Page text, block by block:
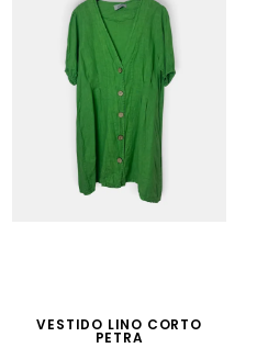
VESTIDO LINO CORTO
PETRA